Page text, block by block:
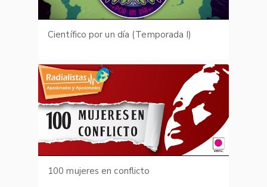
Científico por un día (Temporada I)
100 mujeres en conflicto